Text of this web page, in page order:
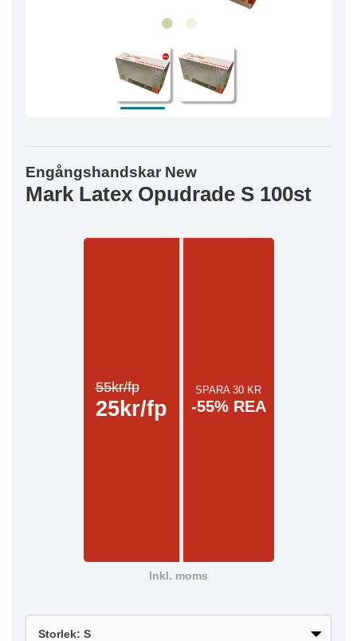
Engångshandskar New
Mark Latex Opudrade S 100st
55kr/fp
25kr/fp
SPARA 30 KR
-55% REA
Inkl. moms